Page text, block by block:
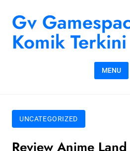
Gv
Komik Terkini
MENU
UNCATEGORIZED
Review Anime